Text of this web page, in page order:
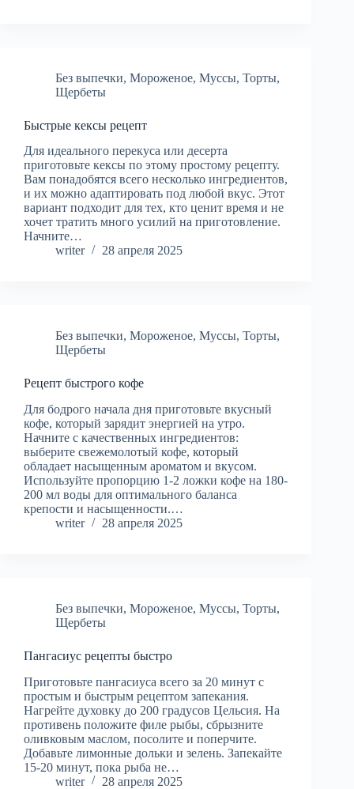
Без выпечки, Мороженое, Муссы, Торты,
Щербеты
Быстрые кексы рецепт
Для идеального перекуса или десерта
приготовьте кексы по этому простому рецепту.
Вам понадобятся всего несколько ингредиентов,
и их можно адаптировать под любой вкус. Этот
вариант подходит для тех, кто ценит время и не
хочет тратить много усилий на приготовление.
Начните…
writer
28 апреля 2025
Без выпечки, Мороженое, Муссы, Торты,
Щербеты
Рецепт быстрого кофе
Для бодрого начала дня приготовьте вкусный
кофе, который зарядит энергией на утро.
Начните с качественных ингредиентов:
выберите свежемолотый кофе, который
обладает насыщенным ароматом и вкусом.
Используйте пропорцию 1-2 ложки кофе на 180-
200 мл воды для оптимального баланса
крепости и насыщенности.…
writer
28 апреля 2025
Без выпечки, Мороженое, Муссы, Торты,
Щербеты
Пангасиус рецепты быстро
Приготовьте пангасиуса всего за 20 минут с
простым и быстрым рецептом запекания.
Нагрейте духовку до 200 градусов Цельсия. На
противень положите филе рыбы, сбрызните
оливковым маслом, посолите и поперчите.
Добавьте лимонные дольки и зелень. Запекайте
15-20 минут, пока рыба не…
writer
28 апреля 2025